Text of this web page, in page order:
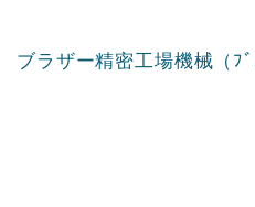
ブラザー精密工場機械（ﾌﾞ